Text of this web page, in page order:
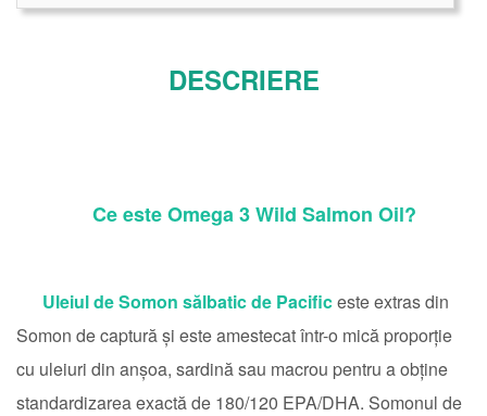
DESCRIERE
Ce este Omega 3 Wild Salmon Oil?
Uleiul de Somon sălbatic de Pacificeste extras din
Somon de captură și este amestecat într-o mică proporție
cu uleiuri din anșoa, sardină sau macrou pentru a obține
standardizarea exactă de 180/120 EPA/DHA. Somonul de